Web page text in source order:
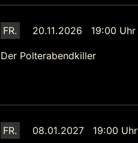
FR. 20.11.2026 19:00 Uhr
Der Polterabendkiller
FR. 08.01.2027 19:00 Uhr